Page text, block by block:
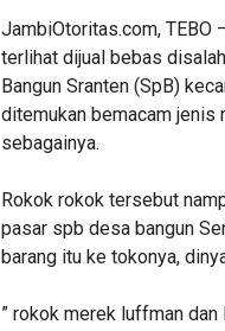
JambiOtoritas.com, TEBO
terlihat dijual bebas
Bangun Sranten (SpB)
ditemukan bemacam jenis
sebagainya.
Rokok rokok tersebut
pasar spb desa bangun
barang itu ke tokonya,
” rokok merek luffman dan